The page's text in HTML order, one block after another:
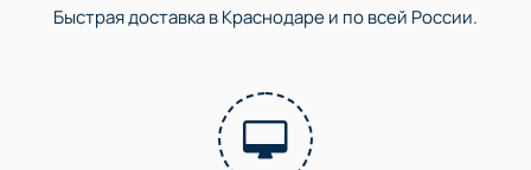
Быстрая доставка в Краснодаре и по всей России.